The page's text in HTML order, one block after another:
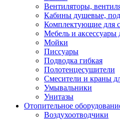
Вентиляторы,
Кабины душевые,
Комплектующие для
Мебель и
Мойки
Писсуары
Подводка гибкая
Полотенцесушители
Смесители и краны
Умывальники
Унитазы
Отопительное
Воздухоотводчики